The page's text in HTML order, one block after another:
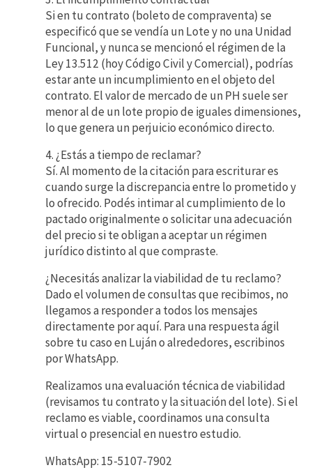
Si en tu contrato (boleto de compraventa) se
especificó que se vendía un Lote y no una Unidad
Funcional, y nunca se mencionó el régimen de la
Ley 13.512 (hoy Código Civil y Comercial), podrías
estar ante un incumplimiento en el objeto del
contrato. El valor de mercado de un PH suele ser
menor al de un lote propio de iguales dimensiones,
lo que genera un perjuicio económico directo.
4. ¿Estás a tiempo de reclamar?
Sí. Al momento de la citación para escriturar es
cuando surge la discrepancia entre lo prometido y
lo ofrecido. Podés intimar al cumplimiento de lo
pactado originalmente o solicitar una adecuación
del precio si te obligan a aceptar un régimen
jurídico distinto al que compraste.
¿Necesitás analizar la viabilidad de tu reclamo?
Dado el volumen de consultas que recibimos, no
llegamos a responder a todos los mensajes
directamente por aquí. Para una respuesta ágil
sobre tu caso en Luján o alrededores, escribinos
por WhatsApp.
Realizamos una evaluación técnica de viabilidad
(revisamos tu contrato y la situación del lote). Si el
reclamo es viable, coordinamos una consulta
virtual o presencial en nuestro estudio.
WhatsApp: 15-5107-7902